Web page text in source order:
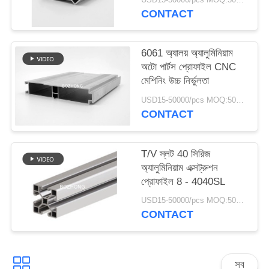
CONTACT
6061 অ্যালয় অ্যালুমিনিয়াম
অটো পার্টস প্রোফাইল CNC
মেশিনিং উচ্চ নির্ভুলতা
USD15-50000/pcs MOQ:500 কেজি
CONTACT
T/V স্লট 40 সিরিজ
অ্যালুমিনিয়াম এক্সট্রুশন
প্রোফাইল 8 - 4040SL
USD15-50000/pcs MOQ:500 কেজি
CONTACT
সব